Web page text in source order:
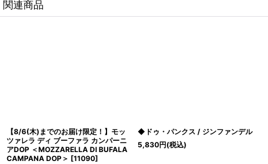
関連商品
【8/6(木)までのお届け限定！】モッ
ツァレラ ディ ブーファラ カンパーニ
アDOP ＜MOZZARELLA DI BUFALA
CAMPANA DOP＞ [11090]
◆ドゥ・パンクス / ジンファンデル
5,830円(税込)